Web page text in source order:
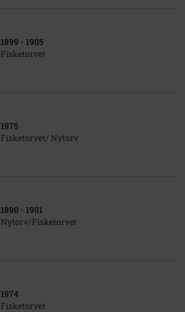
1899 - 1905
Fisketorvet
1975
Fisketorvet/ Nytorv
1890 - 1901
Nytorv/Fisketorvet
1974
Fisketorvet